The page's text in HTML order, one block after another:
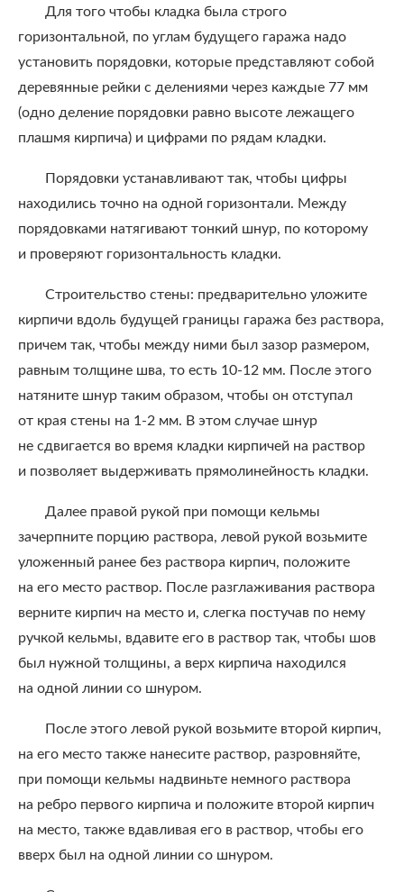
Для того чтобы кладка была строго
горизонтальной, по углам будущего гаража надо
установить порядовки, которые представляют собой
деревянные рейки с делениями через каждые 77 мм
(одно деление порядовки равно высоте лежащего
плашмя кирпича) и цифрами по рядам кладки.
Порядовки устанавливают так, чтобы цифры
находились точно на одной горизонтали. Между
порядовками натягивают тонкий шнур, по которому
и проверяют горизонтальность кладки.
Строительство стены: предварительно уложите
кирпичи вдоль будущей границы гаража без раствора,
причем так, чтобы между ними был зазор размером,
равным толщине шва, то есть 10-12 мм. После этого
натяните шнур таким образом, чтобы он отступал
от края стены на 1-2 мм. В этом случае шнур
не сдвигается во время кладки кирпичей на раствор
и позволяет выдерживать прямолинейность кладки.
Далее правой рукой при помощи кельмы
зачерпните порцию раствора, левой рукой возьмите
уложенный ранее без раствора кирпич, положите
на его место раствор. После разглаживания раствора
верните кирпич на место и, слегка постучав по нему
ручкой кельмы, вдавите его в раствор так, чтобы шов
был нужной толщины, а верх кирпича находился
на одной линии со шнуром.
После этого левой рукой возьмите второй кирпич,
на его место также нанесите раствор, разровняйте,
при помощи кельмы надвиньте немного раствора
на ребро первого кирпича и положите второй кирпич
на место, также вдавливая его в раствор, чтобы его
вверх был на одной линии со шнуром.